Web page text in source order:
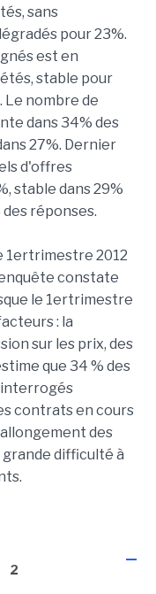
sans
pour 23%.
est en
stable pour
Le nombre de
dans 34% des
27%. Dernier
d'offres
stable dans 29%
des réponses.
1ertrimestre 2012
constate
le 1ertrimestre
: la
sur les prix, des
que 34 % des
interrogés
contrats en cours
des
grande difficulté à
2